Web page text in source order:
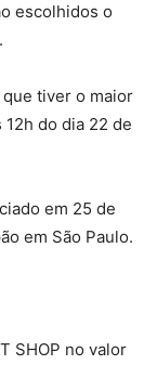
escolhidos o
tiver o maior
12h do dia 22 de
em 25 de
em São Paulo.
SHOP no valor